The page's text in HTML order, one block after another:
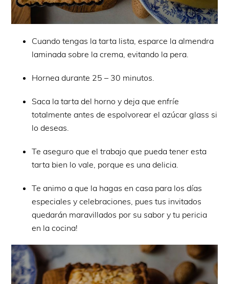
Cuando tengas la tarta lista, esparce la almendra
laminada sobre la crema, evitando la pera.
Hornea durante 25 – 30 minutos.
Saca la tarta del horno y deja que enfríe
totalmente antes de espolvorear el azúcar glass si
lo deseas.
Te aseguro que el trabajo que pueda tener esta
tarta bien lo vale, porque es una delicia.
Te animo a que la hagas en casa para los días
especiales y celebraciones, pues tus invitados
quedarán maravillados por su sabor y tu pericia
en la cocina!